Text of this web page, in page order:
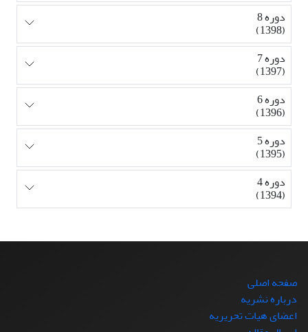
دوره 8
(1398)
دوره 7
(1397)
دوره 6
(1396)
دوره 5
(1395)
دوره 4
(1394)
صفحه اصلی
درباره نشریه
اعضای هیات تحریریه